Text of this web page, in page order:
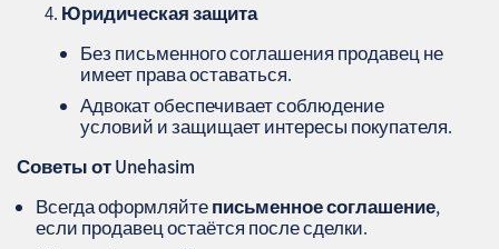
Юридическая защита
Без письменного соглашения продавец не
имеет права оставаться.
Адвокат обеспечивает соблюдение
условий и защищает интересы покупателя.
Советы от Unehasim
Всегда оформляйтеписьменное соглашение,
если продавец остаётся после сделки.